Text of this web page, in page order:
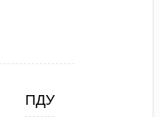
ПДУ